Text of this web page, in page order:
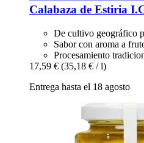
Calabaza de Estiria
De cultivo geográfico
Sabor con aroma a
Procesamiento
17,59 € (35,18 € / l)
Entrega hasta el 18 agosto